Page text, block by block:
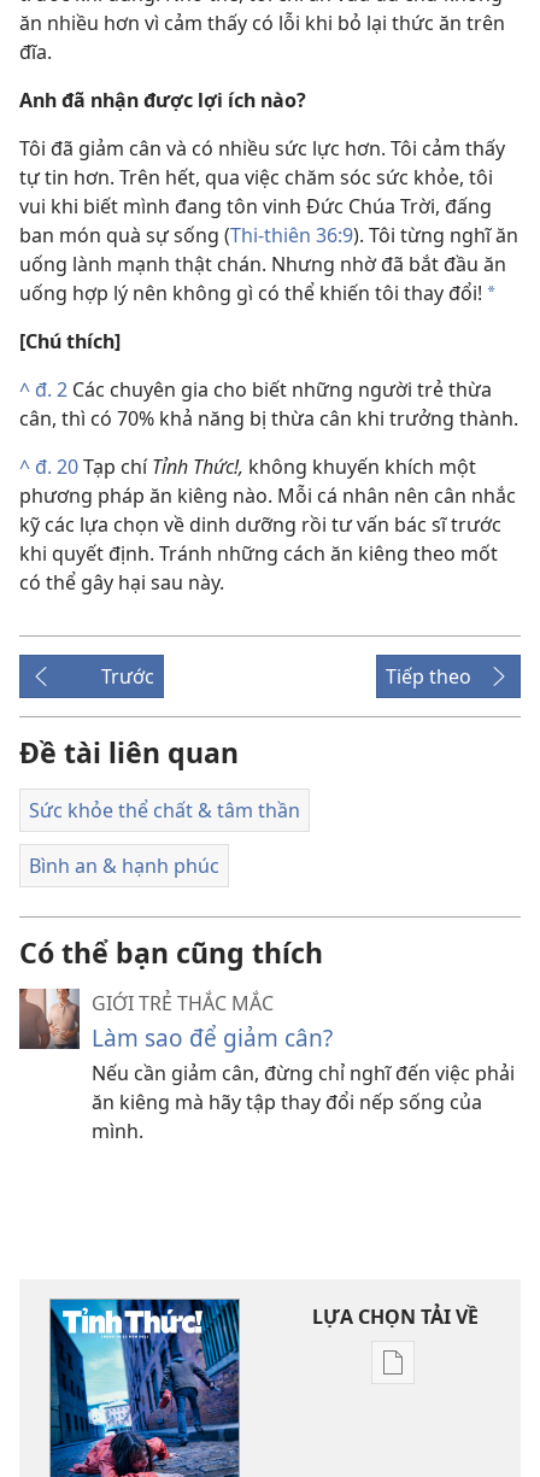
ăn nhiều hơn vì cảm thấy có lỗi khi bỏ lại thức ăn trên
đĩa.
Anh đã nhận được lợi ích nào?
Tôi đã giảm cân và có nhiều sức lực hơn. Tôi cảm thấy
tự tin hơn. Trên hết, qua việc chăm sóc sức khỏe, tôi
vui khi biết mình đang tôn vinh Đức Chúa Trời, đấng
ban món quà sự sống (Thi-thiên 36:9). Tôi từng nghĩ ăn
uống lành mạnh thật chán. Nhưng nhờ đã bắt đầu ăn
uống hợp lý nên không gì có thể khiến tôi thay đổi! *
[Chú thích]
^ đ. 2 Các chuyên gia cho biết những người trẻ thừa
cân, thì có 70% khả năng bị thừa cân khi trưởng thành.
^ đ. 20Tạp chíTỉnh Thức!, không khuyến khích một
phương pháp ăn kiêng nào. Mỗi cá nhân nên cân nhắc
kỹ các lựa chọn về dinh dưỡng rồi tư vấn bác sĩ trước
khi quyết định. Tránh những cách ăn kiêng theo mốt
có thể gây hại sau này.
Trước Tiếp theo
Đề tài liên quan
Sức khỏe thể chất & tâm thần
Bình an & hạnh phúc
Có thể bạn cũng thích
GIỚI TRẺ THẮC MẮC
Làm sao để giảm cân?
Nếu cần giảm cân, đừng chỉ nghĩ đến việc phải
ăn kiêng mà hãy tập thay đổi nếp sống của
mình.
LỰA CHỌN TẢI VỀ
Tùy